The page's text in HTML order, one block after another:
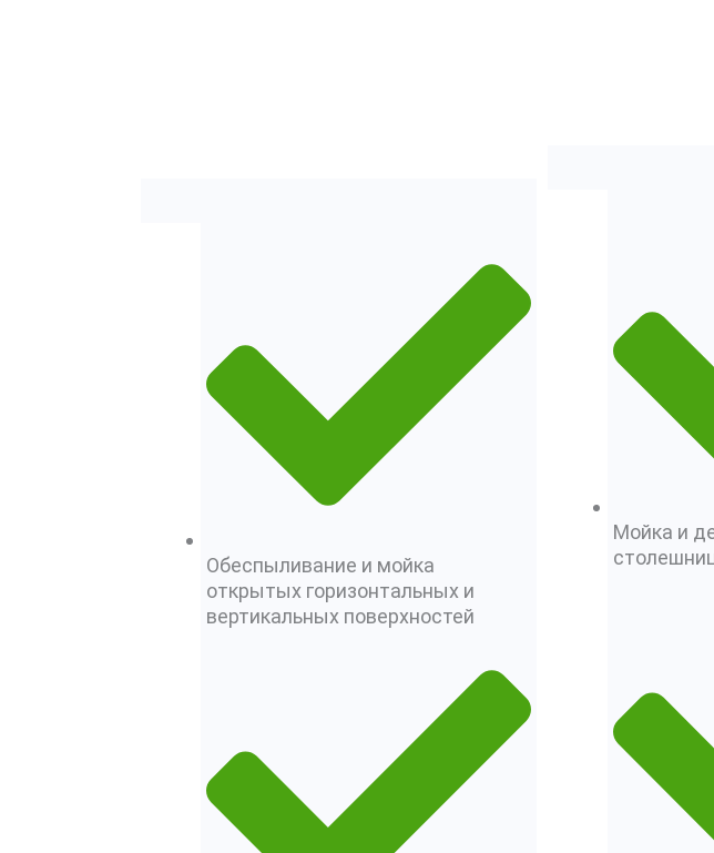
Обеспыливание и мойка
открытых горизонтальных и
вертикальных поверхностей
Мойка и